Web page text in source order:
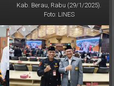
Foto: LINES